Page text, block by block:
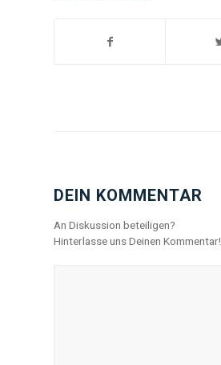
DEIN KOMMENTAR
An Diskussion beteiligen?
Hinterlasse uns Deinen Kommentar!